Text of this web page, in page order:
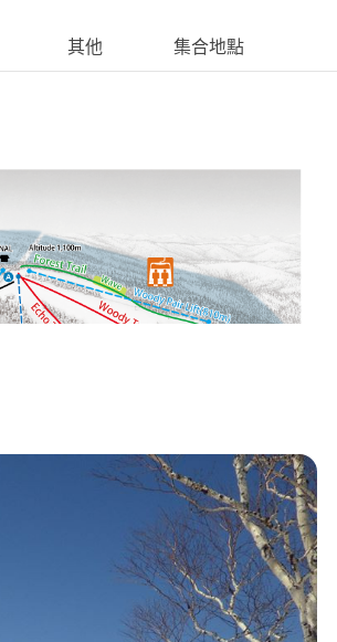
[ 2024-25 最新 ] 日本雪場開放時
其他 集合地點